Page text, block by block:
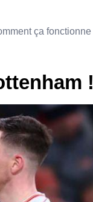
ça fonctionne
!